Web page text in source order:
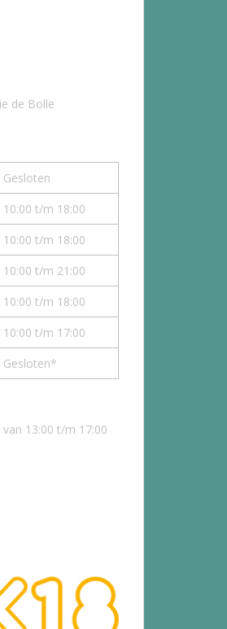
de Bolle
Gesloten
10:00 t/m 18:00
10:00 t/m 18:00
10:00 t/m 21:00
10:00 t/m 18:00
10:00 t/m 17:00
Gesloten*
13:00 t/m 17:00